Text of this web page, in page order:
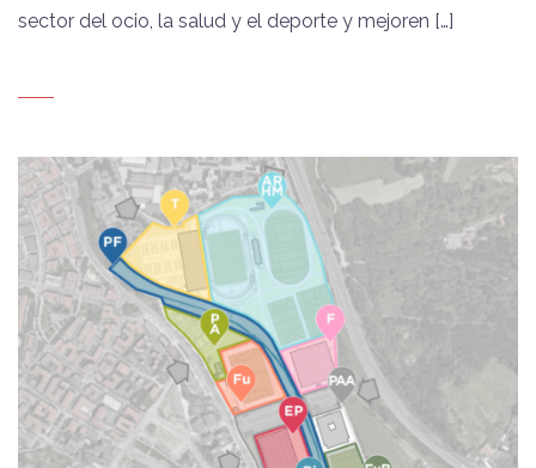
sector del ocio, la salud y el deporte y mejoren […]